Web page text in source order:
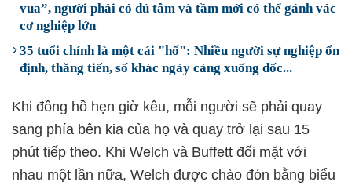
vua”, người phải có đủ tâm và tầm mới có thể gánh vác
cơ nghiệp lớn
35 tuổi chính là một cái "hố": Nhiều người sự nghiệp ổn
định, thăng tiến, số khác ngày càng xuống dốc...
Khi đồng hồ hẹn giờ kêu, mỗi người sẽ phải quay
sang phía bên kia của họ và quay trở lại sau 15
phút tiếp theo. Khi Welch và Buffett đối mặt với
nhau một lần nữa, Welch được chào đón bằng biểu